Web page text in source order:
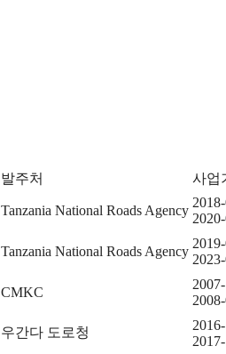
발주처 사업
Tanzania National Roads Agency
Tanzania National Roads Agency
CMKC
우간다 도로청